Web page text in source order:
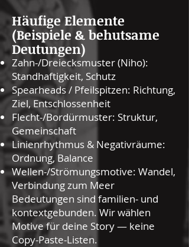
Häufige Elemente
(Beispiele & behutsame
Deutungen)
Zahn-/Dreiecksmuster (Niho):
Standhaftigkeit, Schutz
Spearheads / Pfeilspitzen: Richtung,
Ziel, Entschlossenheit
Flecht-/Bordürmuster: Struktur,
Gemeinschaft
Linienrhythmus & Negativräume:
Ordnung, Balance
Wellen-/Strömungsmotive: Wandel,
Verbindung zum Meer
Bedeutungen sind familien- und
kontextgebunden. Wir wählen
Motive für deine Story — keine
Copy-Paste-Listen.